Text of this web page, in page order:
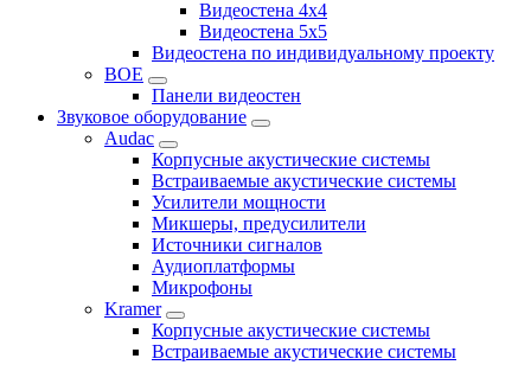
Видеостена 4x4
Видеостена 5x5
Видеостена по индивидуальному проекту
BOE
Панели видеостен
Звуковое оборудование
Audac
Корпусные акустические системы
Встраиваемые акустические системы
Усилители мощности
Микшеры, предусилители
Источники сигналов
Аудиоплатформы
Микрофоны
Kramer
Корпусные акустические системы
Встраиваемые акустические системы